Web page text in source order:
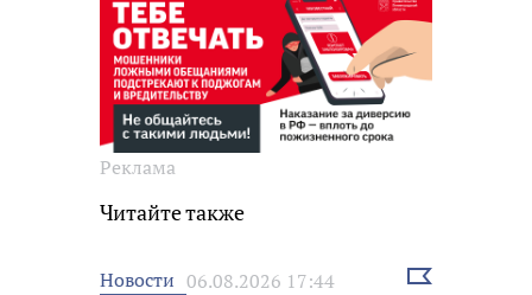
Реклама
Читайте также
Новости 06.08.2026 17:44
Выбрать